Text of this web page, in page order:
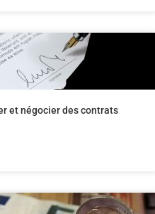
et négocier des contrats